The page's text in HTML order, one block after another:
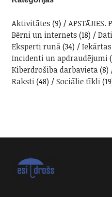
Aktivitātes (9) APSTĀJIES.
Bērni un internets (18)
Eksperti runā(34)
Incidenti un apdraudējumi
Kiberdrošība darbavietā(8)
Raksti(48) Sociālie tīkli